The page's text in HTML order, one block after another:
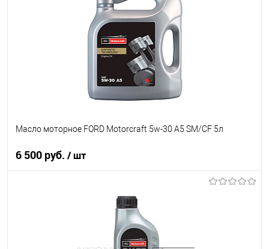
Масло моторное FORD Motorcraft 5w-30 A5 SM/CF 5л
6 500 руб. / шт